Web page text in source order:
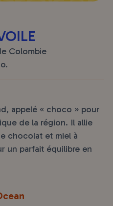
Colombie
appelé « choco » pour
de la région. Il allie
chocolat et miel à
un parfait équilibre en